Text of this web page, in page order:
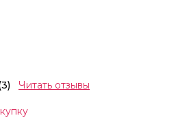
Читать отзывы